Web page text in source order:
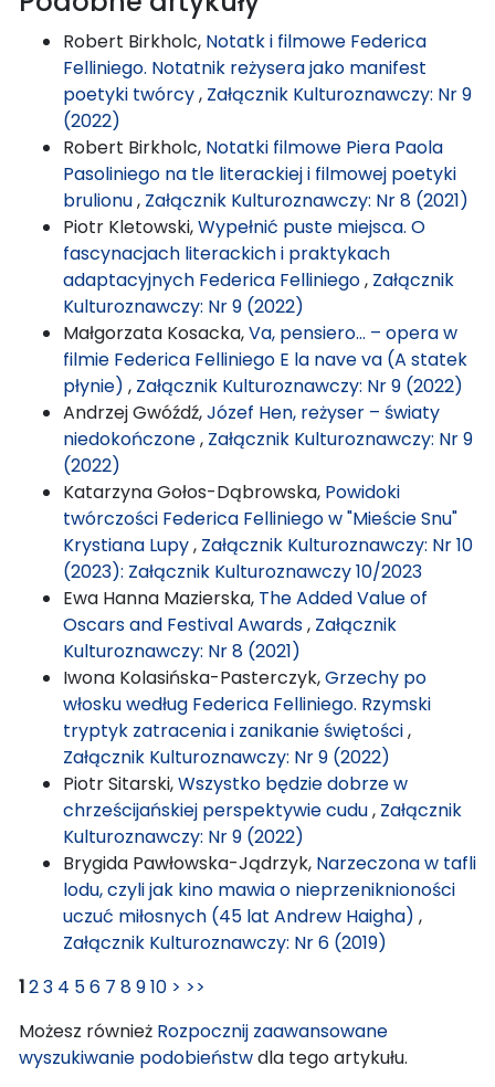
Robert Birkholc, Notatk i filmowe Federica
Felliniego. Notatnik reżysera jako manifest
poetyki twórcy, Załącznik Kulturoznawczy: Nr 9
(2022)
Robert Birkholc, Notatki filmowe Piera Paola
Pasoliniego na tle literackiej i filmowej poetyki
brulionu, Załącznik Kulturoznawczy: Nr 8 (2021)
Piotr Kletowski,Wypełnić puste miejsca. O
fascynacjach literackich i praktykach
adaptacyjnych Federica Felliniego, Załącznik
Kulturoznawczy: Nr 9 (2022)
Małgorzata Kosacka,Va, pensiero… – opera w
filmie Federica Felliniego E la nave va (A statek
płynie) , Załącznik Kulturoznawczy: Nr 9 (2022)
Andrzej Gwóźdź,Józef Hen, reżyser – światy
niedokończone, Załącznik Kulturoznawczy: Nr 9
(2022)
Katarzyna Gołos-Dąbrowska, Powidoki
twórczości Federica Felliniego w "Mieście Snu"
Krystiana Lupy, Załącznik Kulturoznawczy: Nr 10
(2023): Załącznik Kulturoznawczy 10/2023
Ewa Hanna Mazierska, The Added Value of
Oscars and Festival Awards, Załącznik
Kulturoznawczy: Nr 8 (2021)
Iwona Kolasińska-Pasterczyk,Grzechy po
włosku według Federica Felliniego. Rzymski
tryptyk zatracenia i zanikanie świętości,
Załącznik Kulturoznawczy: Nr 9 (2022)
Piotr Sitarski,Wszystko będzie dobrze w
chrześcijańskiej perspektywie cudu, Załącznik
Kulturoznawczy: Nr 9 (2022)
Brygida Pawłowska-Jądrzyk, Narzeczona w tafli
lodu, czyli jak kino mawia o nieprzeniknioności
uczuć miłosnych (45 lat Andrew Haigha) ,
Załącznik Kulturoznawczy: Nr 6 (2019)
123 4 56 7 8910 > >>
Możesz również Rozpocznij zaawansowane
wyszukiwanie podobieństwdla tego artykułu.